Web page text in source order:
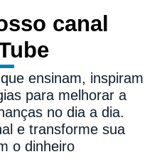
canal
ensinam, inspiram
para melhorar a
no dia a dia.
e transforme sua
o dinheiro